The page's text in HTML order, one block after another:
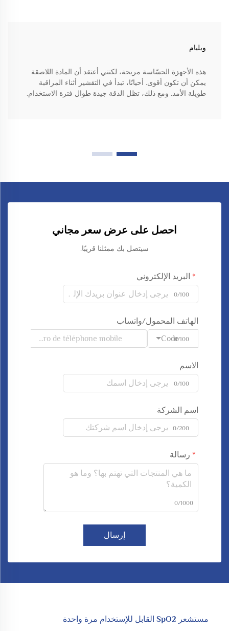
ويليام
هذه الأجهزة الحسّاسة مريحة، لكنني أعتقد أن المادة اللاصقة
يمكن أن تكون أقوى. أحيانًا، تبدأ في التقشير أثناء المراقبة
طويلة الأمد. ومع ذلك، تظل الدقة جيدة طوال فترة الاستخدام.
احصل على عرض سعر مجاني
سيتصل بك ممثلنا قريبًا.
البريد الإلكتروني
0/100
الهاتف المحمول/واتساب
Code0/100
الاسم
0/100
اسم الشركة
0/200
رسالة
0/1000
إرسال
مستشعر SpO2 القابل للإستخدام مرة واحدة